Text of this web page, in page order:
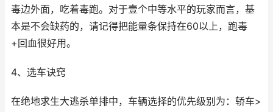
毒边外面，吃着毒跑。对于壹个中等水平的玩家而言，基
本是不会缺药的，请记得把能量条保持在60以上，跑毒
+回血很好用。
4、选车诀窍
在绝地求生大逃杀单排中，车辆选择的优先级别为：轿车>